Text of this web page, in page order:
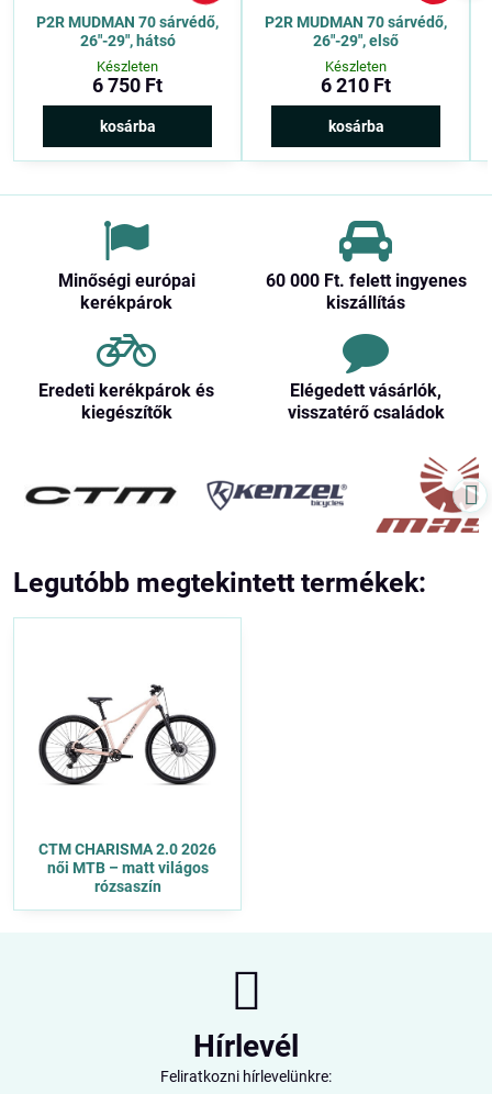
P2R MUDMAN 70 sárvédő,
26″-29″, hátsó
Készleten
6 750 Ft
kosárba
P2R MUDMAN 70 sárvédő,
26″-29″, első
Készleten
6 210 Ft
kosárba
Minőségi európai
kerékpárok
60 000 Ft​. felett ingyenes
kiszállítás
Eredeti kerékpárok és
kiegészítők
Elégedett vásárlók,
visszatérő családok
Legutóbb megtekintett termékek:
CTM CHARISMA 2.0 2026
női MTB – matt világos
rózsaszín
Hírlevél
Feliratkozni hírlevelünkre: